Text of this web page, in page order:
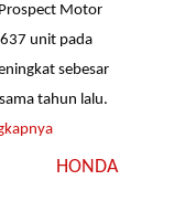
Motor
unit pada
sebesar
tahun lalu.
HONDA